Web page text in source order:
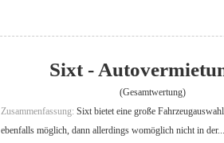
Sixt -
(Gesamtwertung)
Zusammenfassung: Sixt bietet eine große
ebenfalls möglich, dann allerdings womöglich nicht in der...